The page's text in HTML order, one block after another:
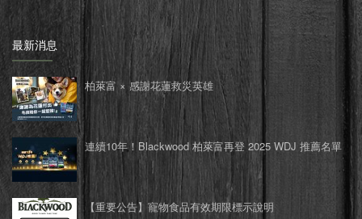
最新消息
柏萊富 × 感謝花蓮救災英雄
連續10年！Blackwood 柏萊富再登 2025 WDJ 推薦名單
【重要公告】寵物食品有效期限標示說明